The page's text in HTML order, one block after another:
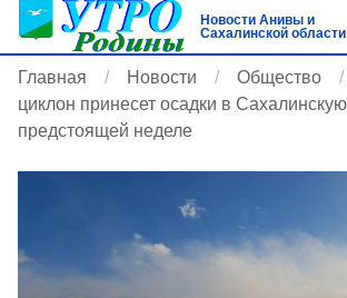
Новости Анивы и
Сахалинской области
Главная Новости Общество
циклон принесет осадки в
предстоящей неделе